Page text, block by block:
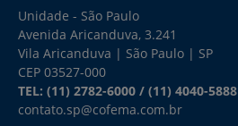
Unidade - São Paulo
Avenida Aricanduva, 3.241
Vila Aricanduva | São Paulo | SP
CEP 03527-000
TEL: (11) 2782-6000 / (11) 4040-5888
contato.sp@cofema.com.br